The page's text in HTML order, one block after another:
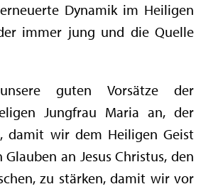
Dynamik im Heiligen
immer jung und die Quelle
guten Vorsätze der
Jungfrau Maria an, der
damit wir dem Heiligen Geist
an Jesus Christus, den
zu stärken, damit wir vor